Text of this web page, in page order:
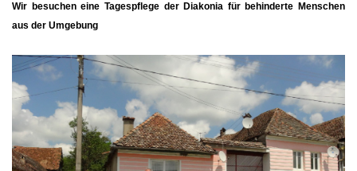
Wir besuchen eine Tagespflege der Diakonia für behinderte Menschen
aus der Umgebung